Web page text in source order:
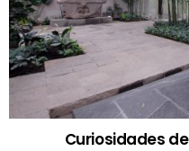
Curiosidades